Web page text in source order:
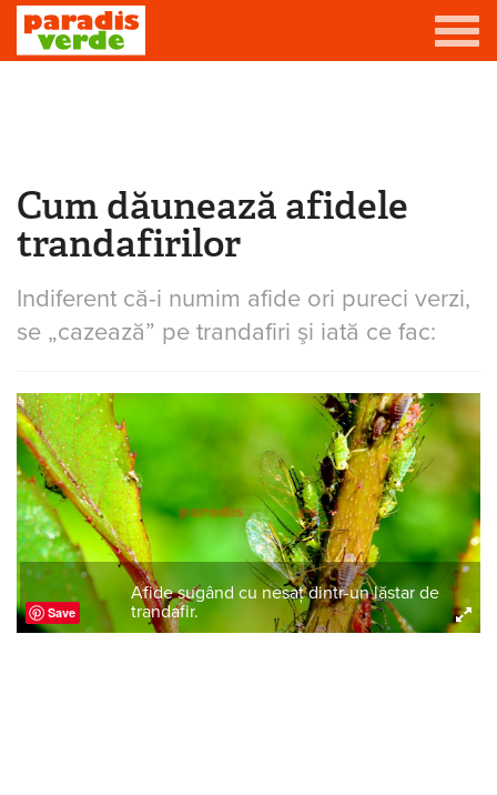
Viță-de-vie
Casă
Producători de vin
Contact
Eşti aici
Cum dăunează afidele
trandafirilor
Indiferent că-i numim afide ori pureci verzi,
se „cazează” pe trandafiri şi iată ce fac:
Save
Afide sugând cu nesaţ dintr-un lăstar de
trandafir.